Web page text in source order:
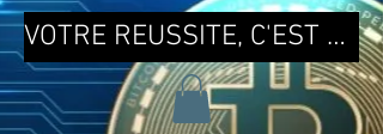
VOTRE REUSSITE, C'EST MA REUSSITE !